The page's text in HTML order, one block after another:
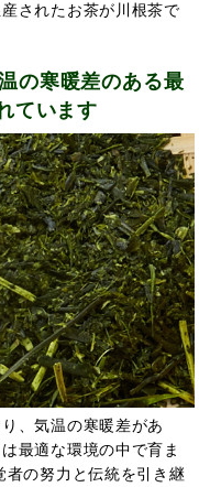
されたお茶が川根茶で
の寒暖差のある最
ています
、気温の寒暖差があ
最適な環境の中で育ま
の努力と伝統を引き継